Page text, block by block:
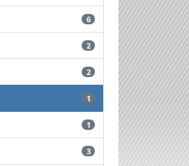
6
2
2
1
1
3